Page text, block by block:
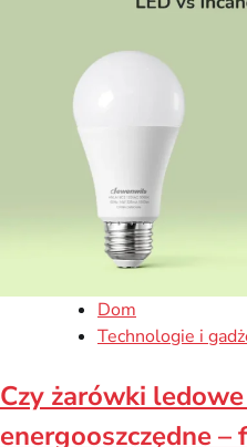
Dom
Technologie i
Czy żarówki
energooszczędne –